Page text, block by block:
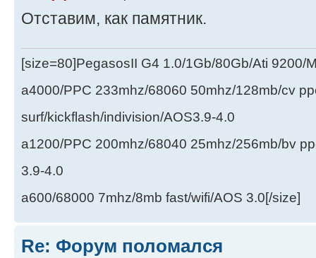
Отставим, как памятник.
[size=80]PegasosII G4 1.0/1Gb/80Gb/Ati 9200/
a4000/PPC 233mhz/68060 50mhz/128mb/cv
surf/kickflash/indivision/AOS3.9-4.0
a1200/PPC 200mhz/68040 25mhz/256mb/bv
3.9-4.0
a600/68000 7mhz/8mb fast/wifi/AOS 3.0[/size]
Re: Форум поломался